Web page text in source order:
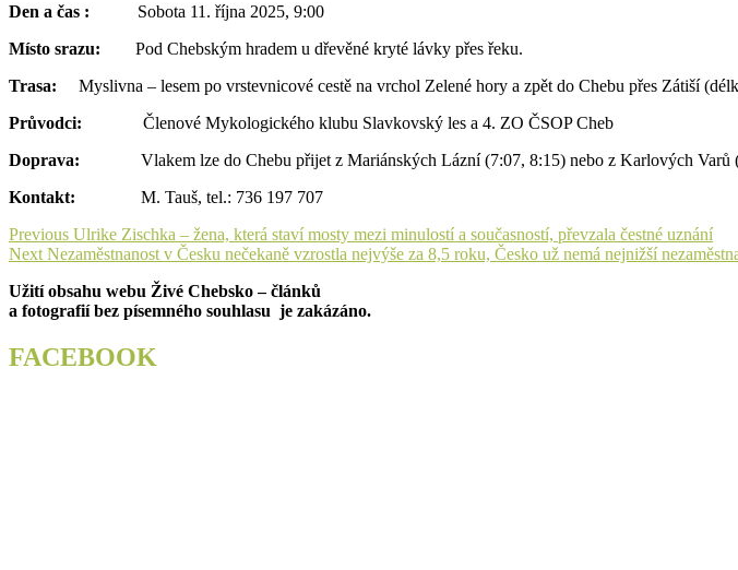
Den a čas :
Sobota 11. října 2025, 9:00
Místo srazu: Pod Chebským hradem u dřevěné kryté lávky přes řeku.
Trasa:
Myslivna – lesem po vrstevnicové cestě na vrchol Zelené hory a zpět do Chebu přes Zátiší
Průvodci: Členové Mykologického klubu Slavkovský les a 4. ZO ČSOP Cheb
Doprava: Vlakem lze do Chebu přijet z Mariánských Lázní (7:07, 8:15) nebo z Karlových Varů
Kontakt:
M. Tauš, tel.: 736 197 707
Navigace
pro
příspěvek
Previous Previous
post:
Ulrike Zischka – žena, která staví mosty mezi minulostí a současností, převzala čestné uznání
Next Next
Nezaměstnanost v Česku nečekaně vzrostla nejvýše za 8,5 roku, Česko už nemá nejnižší
Užití obsahu webu Živé Chebsko – článků
a fotografií bez písemného souhlasu je zakázáno.
FACEBOOK